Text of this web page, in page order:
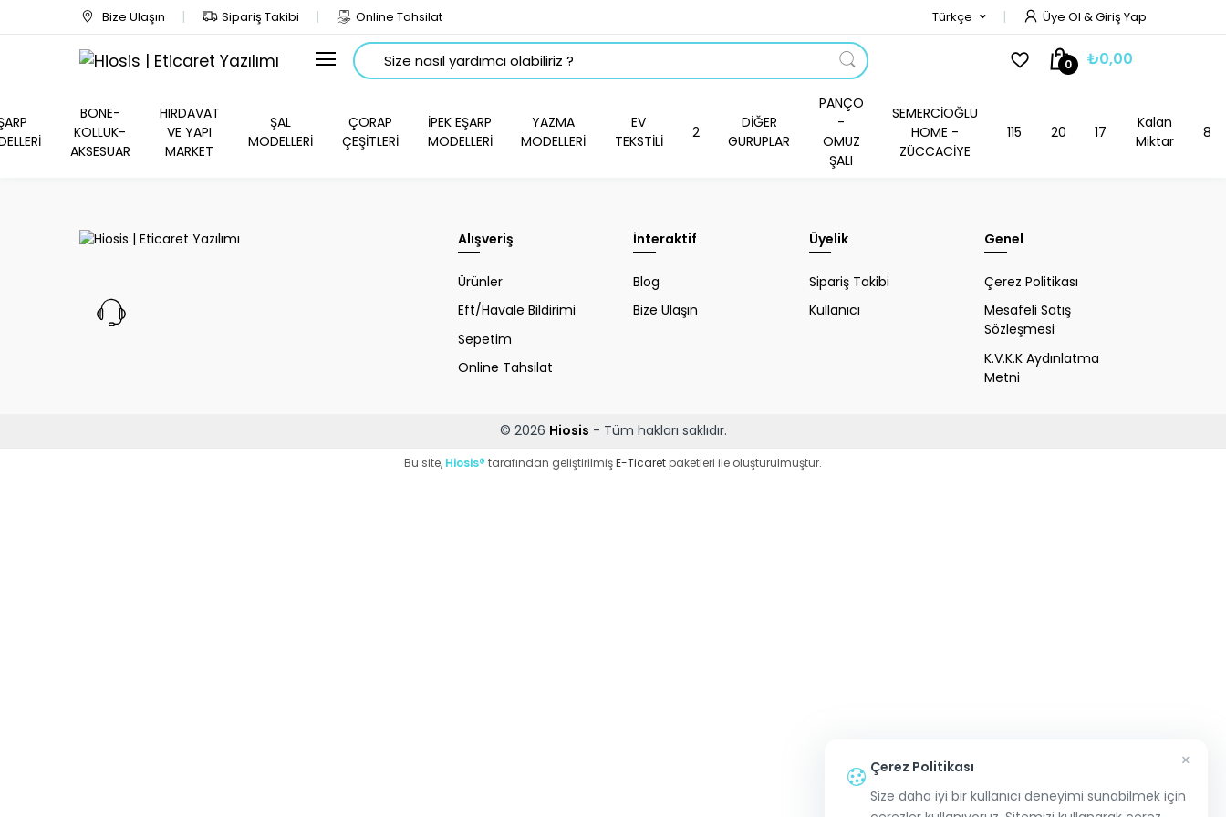
Bize Ulaşın Sipariş Takibi Online Tahsilat Türkçe Üye Ol & Giriş Yap
Arama
0 ₺0,00
BONE-
KOLLUK-
AKSESUAR
HIRDAVAT
VE YAPI
MARKET
ŞAL
MODELLERİ
ÇORAP
ÇEŞİTLERİ
İPEK EŞARP
MODELLERİ
YAZMA
MODELLERİ
EV
TEKSTİLİ
2
DİĞER
GURUPLAR
PANÇO
-
OMUZ
ŞALI
SEMERCİOĞLU
HOME -
ZÜCCACİYE
115 20 17
Kalan
Miktar
8
Alışveriş
Ürünler
Eft/Havale Bildirimi
Sepetim
Online Tahsilat
İnteraktif
Blog
Bize Ulaşın
Üyelik
Sipariş Takibi
Kullanıcı
Genel
Çerez Politikası
Mesafeli Satış
Sözleşmesi
K.V.K.K Aydınlatma
Metni
© 2026 Hiosis - Tüm hakları saklıdır.
Bu site, Hiosis® tarafından geliştirilmişE-Ticaretpaketleri ile oluşturulmuştur.
Çerez Politikası
Size daha iyi bir kullanıcı deneyimi sunabilmek için
×